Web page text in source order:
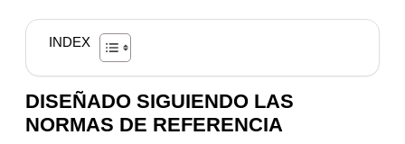
INDEX
DISEÑADO SIGUIENDO LAS
NORMAS DE REFERENCIA